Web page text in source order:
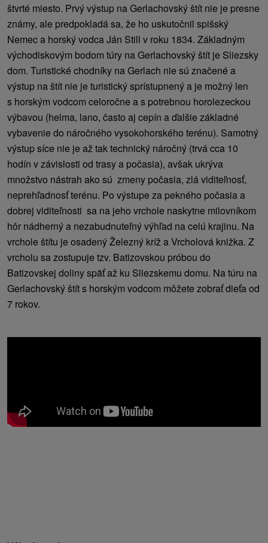
štvrté miesto. Prvý výstup na Gerlachovský štít nie je presne
známy, ale predpokladá sa, že ho uskutočnil spišský
Nemec a horský vodca Ján Still v roku 1834. Základným
východiskovým bodom túry na Gerlachovský štít je Sliezsky
dom. Turistické chodníky na Gerlach nie sú značené a
výstup na štít nie je turistický sprístupnený a je možný len
s horským vodcom celoročne a s potrebnou horolezeckou
výbavou (helma, lano, často aj cepín a ďalšie základné
vybavenie do náročného vysokohorského terénu). Samotný
výstup síce nie je až tak technický náročný (trvá cca 10
hodín v závislosti od trasy a počasia), avšak ukrýva
množstvo nástrah ako sú zmeny počasia, zlá viditeľnosť,
neprehľadnosť terénu. Po výstupe za pekného počasia a
dobrej viditeľnosti sa na jeho vrchole naskytne milovníkom
hôr nádherný a nezabudnuteľný výhľad na celú krajinu. Na
vrchole štítu je osadený Železný kríž a Vrcholová knižka. Z
vrcholu sa zostupuje tzv. Batizovskou próbou do
Batizovskej doliny späť až ku Sliezskemu domu. Na túru na
Gerlachovský štít s horským vodcom môžete zobrať dieťa od
7 rokov.